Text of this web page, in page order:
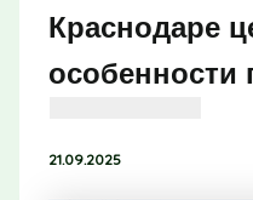
Краснодаре
особенности
21.09.2025